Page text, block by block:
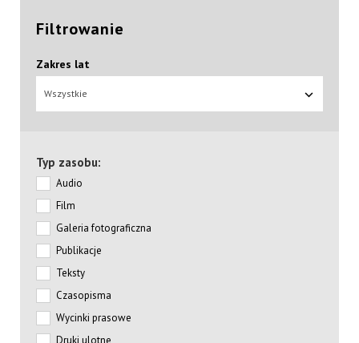
Filtrowanie
Zakres lat
Wszystkie
Typ zasobu:
Audio
Film
Galeria fotograficzna
Publikacje
Teksty
Czasopisma
Wycinki prasowe
Druki ulotne